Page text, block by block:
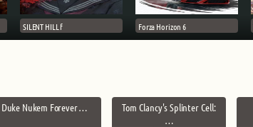
SILENT HILL f Forza Horizon 6
Duke Nukem Forever …
Tom Clancy's Splinter Cell:
…